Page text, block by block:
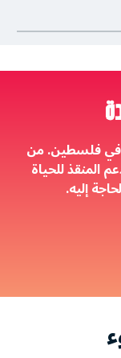
في فلسطين. من
للحياة
إليه.